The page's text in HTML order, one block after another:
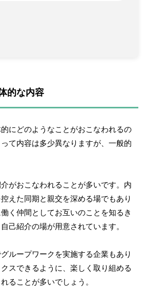
的な内容
にどのようなことがおこなわれるの
て内容は多少異なりますが、一般的
がおこなわれることが多いです。内
えた同期と親交を深める場でもあり
く仲間としてお互いのことを知るき
己紹介の場が用意されています。
ループワークを実施する企業もあり
スできるように、楽しく取り組める
ることが多いでしょう。